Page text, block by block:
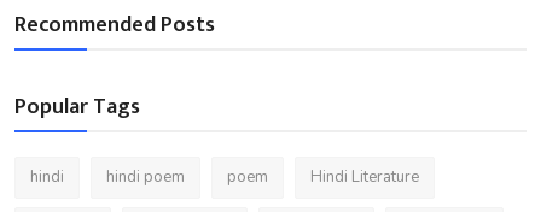
Recommended Posts
Popular Tags
hindi hindi poem poem Hindi Literature